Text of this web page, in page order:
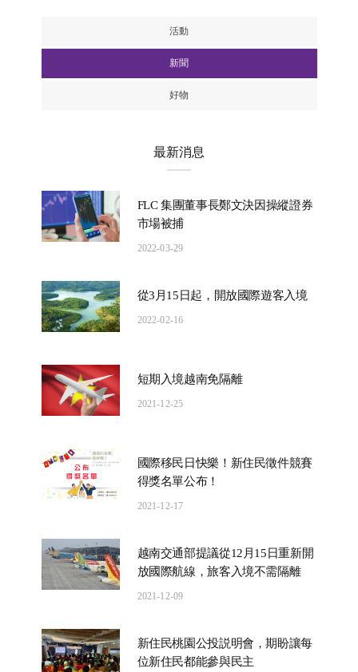
活動
新聞
好物
最新消息
FLC 集團董事長鄭文決因操縱證券
市場被捕
2022-03-29
從3月15日起，開放國際遊客入境
2022-02-16
短期入境越南免隔離
2021-12-25
國際移民日快樂！新住民徵件競賽
得獎名單公布！
2021-12-17
越南交通部提議從12月15日重新開
放國際航線，旅客入境不需隔離
2021-12-09
新住民桃園公投説明會，期盼讓每
位新住民都能參與民主